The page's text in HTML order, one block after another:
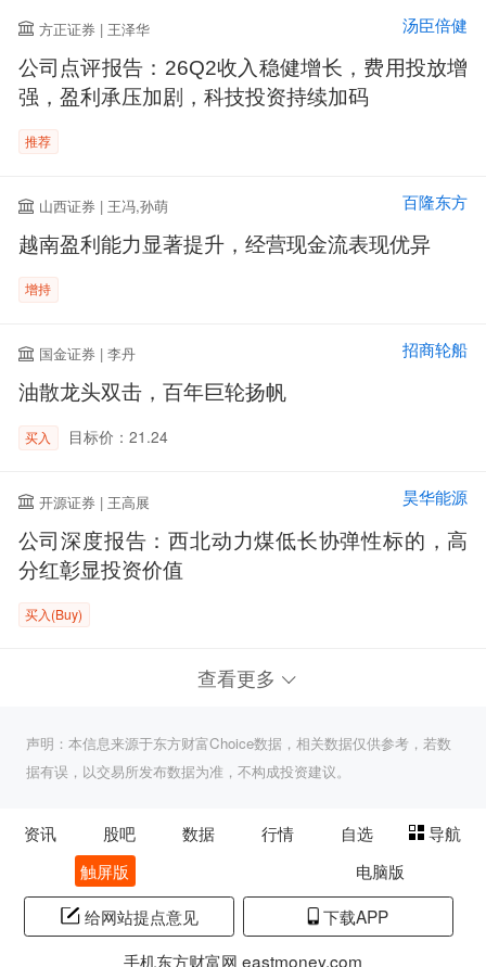
方正证券 | 王泽华 汤臣倍健
公司点评报告：26Q2收入稳健增长，费用投放增
强，盈利承压加剧，科技投资持续加码
推荐
山西证券 | 王冯,孙萌 百隆东方
越南盈利能力显著提升，经营现金流表现优异
增持
国金证券 | 李丹 招商轮船
油散龙头双击，百年巨轮扬帆
买入 目标价：21.24
开源证券 | 王高展 昊华能源
公司深度报告：西北动力煤低长协弹性标的，高
分红彰显投资价值
买入(Buy)
查看更多
声明：本信息来源于东方财富Choice数据，相关数据仅供参考，若数
据有误，以交易所发布数据为准，不构成投资建议。
资讯 股吧 数据 行情 自选
导航
触屏版
电脑版
给网站提点意见
下载APP
手机东方财富网 eastmoney.com